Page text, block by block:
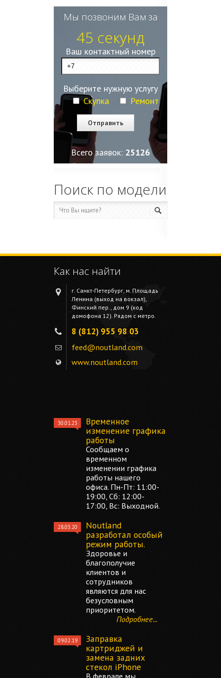
Мы позвоним Вам за
45 секунд
Ваш контактный номер
Выберите нужную услугу
Скупка
Ремонт
Всего заявок: 25130
Поиск по модели
Как нас найти
г. Санкт-Петербург, м. Площадь
Ленина (выход на вокзал),
Финский пер., дом 9 (код
домофона 12). Рядом с метро.
8 (812) 955 98 03
feed@noutland.com
www.noutland.com
30.01.23
Временное
изменение графика
работы
Сообщаем о
временном
изменении графика
работы нашего
офиса. Пн-Пт: 11:00-
19:00, Сб: 12:00-
17:00, Вс: Выходной.
28.03.20
Noutland
разработал особый
режим работы.
Здоровье и
благополучие
клиентов и
сотрудников
являются для нас
безусловным
приоритетом.
Подробнее...
09.02.19
Заправка
картриджей и
замена задних
стекол iPhone
В феврале мы